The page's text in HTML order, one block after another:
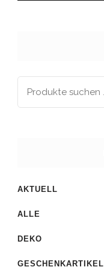
AKTUELL
ALLE
DEKO
GESCHENKARTIKEL